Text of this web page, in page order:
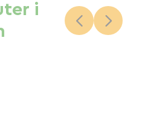
i